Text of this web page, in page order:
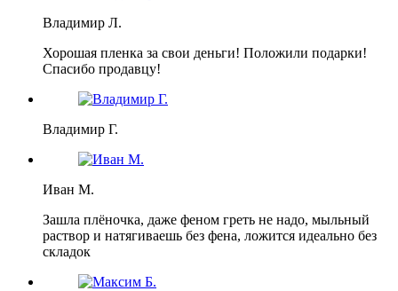
Владимир Л.
Хорошая пленка за свои деньги! Положили подарки!
Спасибо продавцу!
Владимир Г.
Иван М.
Зашла плёночка, даже феном греть не надо, мыльный
раствор и натягиваешь без фена, ложится идеально без
складок